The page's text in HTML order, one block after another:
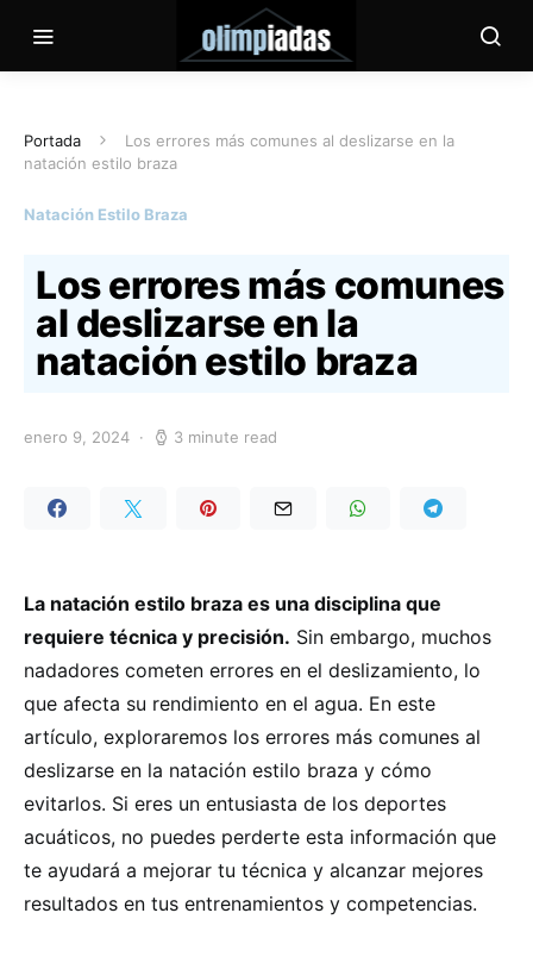
Portada
Los errores más comunes al deslizarse en la
natación estilo braza
Natación Estilo Braza
Los errores más comunes
al deslizarse en la
natación estilo braza
enero 9, 2024 3 minute read
La natación estilo braza es una disciplina que
requiere técnica y precisión. Sin embargo, muchos
nadadores cometen errores en el deslizamiento, lo
que afecta su rendimiento en el agua. En este
artículo, exploraremos los errores más comunes al
deslizarse en la natación estilo braza y cómo
evitarlos. Si eres un entusiasta de los deportes
acuáticos, no puedes perderte esta información que
te ayudará a mejorar tu técnica y alcanzar mejores
resultados en tus entrenamientos y competencias.